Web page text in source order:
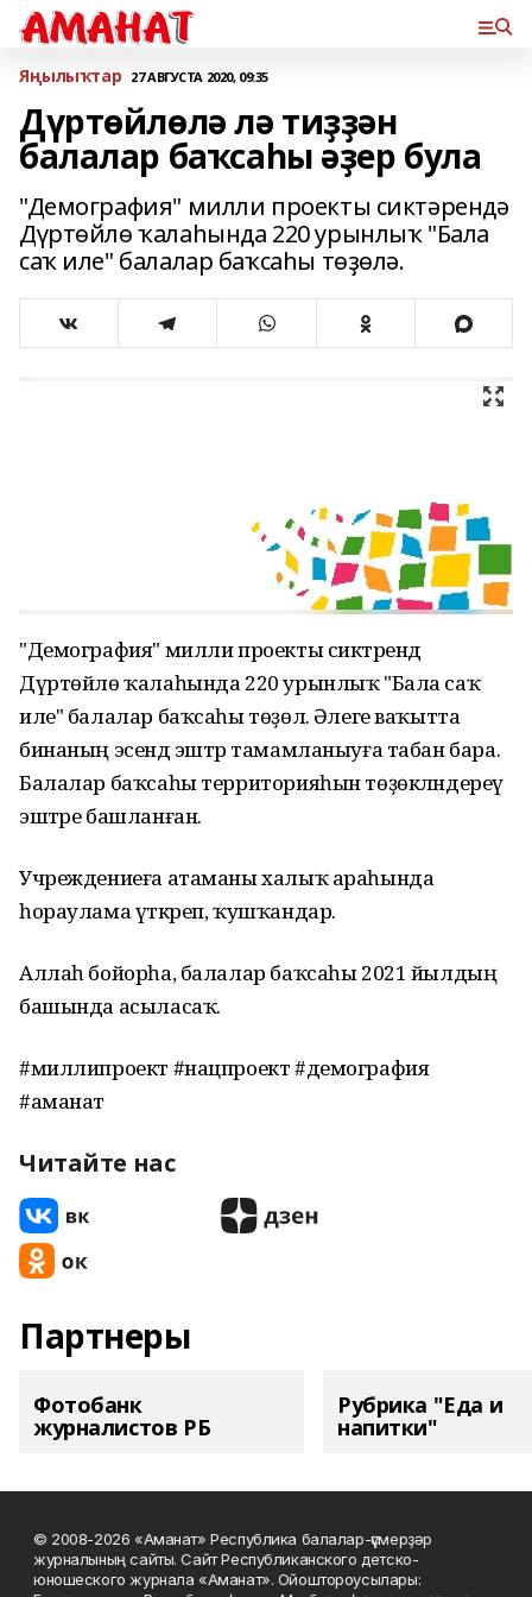
Яңылыҡтар 27 АВГУСТА 2020, 09:35
Дүртөйлөлә лә тиҙҙән
балалар баҡсаһы әҙер була
"Демография" милли проекты сиктәрендә
Дүртөйлө ҡалаһында 220 урынлыҡ "Бала
саҡ иле" балалар баҡсаһы төҙөлә.
"Демография" милли проекты сиктәрендә
Дүртөйлө ҡалаһында 220 урынлыҡ "Бала саҡ
иле" балалар баҡсаһы төҙөлә. Әлеге ваҡытта
бинаның эсендә эштәр тамамланыуға табан бара.
Балалар баҡсаһы территорияһын төҙөкләндереү
эштәре башланған.
Учреждениеға атаманы халыҡ араһында
һораулама үткәреп, ҡушҡандар.
Аллаһ бойорһа, балалар баҡсаһы 2021 йылдың
башында асыласаҡ.
#миллипроект #нацпроект #демография
#аманат
Читайте нас
Партнеры
Фотобанк
журналистов РБ
Рубрика "Еда и
напитки"
© 2008-2026 «Аманат» Республика балалар-үҫмерҙәр
журналының сайты. Сайт Республиканского детско-
юношеского журнала «Аманат». Ойоштороусылары: